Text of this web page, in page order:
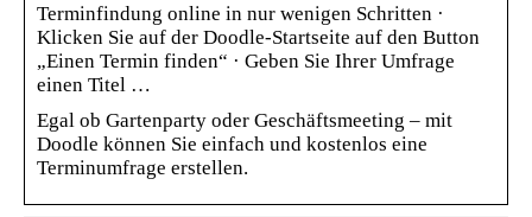
Terminfindung online in nur wenigen Schritten ·
Klicken Sie auf der Doodle-Startseite auf den Button
„Einen Termin finden“ · Geben Sie Ihrer Umfrage
einen Titel …
Egal ob Gartenparty oder Geschäftsmeeting – mit
Doodle können Sie einfach und kostenlos eine
Terminumfrage erstellen.